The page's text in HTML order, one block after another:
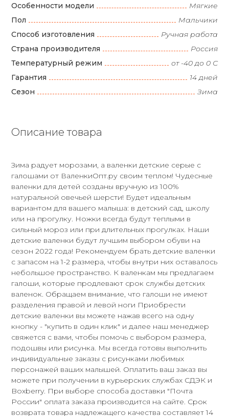
Особенности модели
Мягкие
Пол
Мальчики
Способ изготовления
Ручная работа
Страна производителя
Россия
Температурный режим
от -40 до 0 С
Гарантия
14 дней
Сезон
Зима
Описание товара
Зима радует морозами, а валенки детские серые с
галошами от ВаленкиОпт.ру своим теплом! Чудесные
валенки для детей созданы вручную из 100%
натуральной овечьей шерсти! Будет идеальным
вариантом для вашего малыша: в детский сад, школу
или на прогулку. Ножки всегда будут теплыми в
сильный мороз или при длительных прогулках. Наши
детские валенки будут лучшим выбором обуви на
сезон 2022 года! Рекомендуем брать детские валенки
с запасом на 1-2 размера, чтобы внутри них оставалось
небольшое пространство. К валенкам мы предлагаем
галоши, которые продлевают срок службы детских
валенок. Обращаем внимание, что галоши не имеют
разделения правой и левой ноги Приобрести
детские валенки вы можете нажав всего на одну
кнопку - "купить в один клик" и далее наш менеджер
свяжется с вами, чтобы помочь с выбором размера,
подошвы или рисунка. Мы всегда готовы выполнить
индивидуальные заказы с рисунками любимых
персонажей ваших малышей. Оплатить ваш заказ вы
можете при получении в курьерских службах СДЭК и
Boxberry. При выборе способа доставки "Почта
России" оплата заказа производится на сайте. Срок
возврата товара надлежащего качества составляет 14